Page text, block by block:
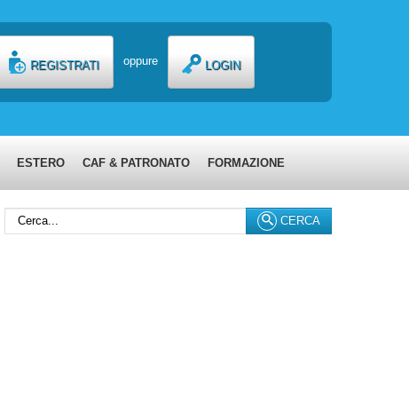
REGISTRATI oppure LOGIN
ESTERO CAF & PATRONATO FORMAZIONE
CERCA
Cerca...